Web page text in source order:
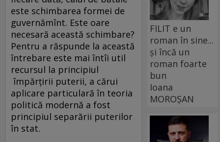
este schimbarea formei de
guvernămînt. Este oare
necesară această schimbare?
Pentru a răspunde la această
întrebare este mai întîi util
recursul la principiul
împărțirii puterii, a cărui
aplicare particulară în teoria
politică modernă a fost
principiul separării puterilor
în stat.
FILIT e un
roman în sine...
și încă un
roman foarte
bun
Ioana
MOROȘAN